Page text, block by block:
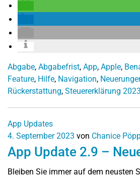
Abgabe, Abgabefrist, App, Apple,
Feature, Hilfe, Navigation,
Rückerstattung, Steuererklärung 2023
App Updates
4. September 2023 von Chanice
App Update 2.9 –
Bleiben Sie immer auf dem neusten